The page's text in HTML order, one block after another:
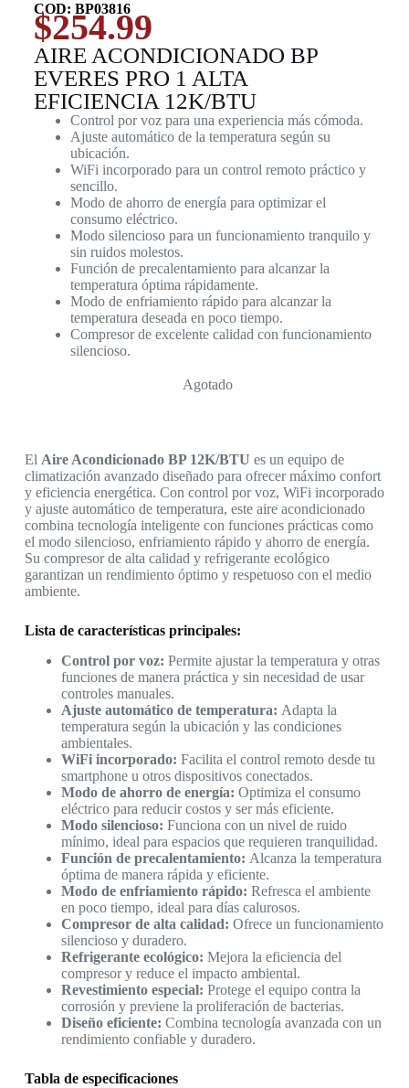
COD: BP03816
$254.99
AIRE ACONDICIONADO BP
EVERES PRO 1 ALTA
EFICIENCIA 12K/BTU
Control por voz para una experiencia más cómoda.
Ajuste automático de la temperatura según su
ubicación.
WiFi incorporado para un control remoto práctico y
sencillo.
Modo de ahorro de energía para optimizar el
consumo eléctrico.
Modo silencioso para un funcionamiento tranquilo y
sin ruidos molestos.
Función de precalentamiento para alcanzar la
temperatura óptima rápidamente.
Modo de enfriamiento rápido para alcanzar la
temperatura deseada en poco tiempo.
Compresor de excelente calidad con funcionamiento
silencioso.
Agotado
El Aire Acondicionado BP 12K/BTU es un equipo de
climatización avanzado diseñado para ofrecer máximo confort
y eficiencia energética. Con control por voz, WiFi incorporado
y ajuste automático de temperatura, este aire acondicionado
combina tecnología inteligente con funciones prácticas como
el modo silencioso, enfriamiento rápido y ahorro de energía.
Su compresor de alta calidad y refrigerante ecológico
garantizan un rendimiento óptimo y respetuoso con el medio
ambiente.
Lista de características principales:
Control por voz: Permite ajustar la temperatura y otras
funciones de manera práctica y sin necesidad de usar
controles manuales.
Ajuste automático de temperatura: Adapta la
temperatura según la ubicación y las condiciones
ambientales.
WiFi incorporado: Facilita el control remoto desde tu
smartphone u otros dispositivos conectados.
Modo de ahorro de energía: Optimiza el consumo
eléctrico para reducir costos y ser más eficiente.
Modo silencioso: Funciona con un nivel de ruido
mínimo, ideal para espacios que requieren tranquilidad.
Función de precalentamiento: Alcanza la temperatura
óptima de manera rápida y eficiente.
Modo de enfriamiento rápido: Refresca el ambiente
en poco tiempo, ideal para días calurosos.
Compresor de alta calidad: Ofrece un funcionamiento
silencioso y duradero.
Refrigerante ecológico: Mejora la eficiencia del
compresor y reduce el impacto ambiental.
Revestimiento especial: Protege el equipo contra la
corrosión y previene la proliferación de bacterias.
Diseño eficiente: Combina tecnología avanzada con un
rendimiento confiable y duradero.
Tabla de especificaciones